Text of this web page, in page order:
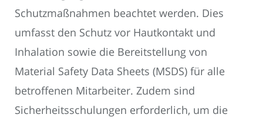
Schutzmaßnahmen beachtet werden. Dies
umfasst den Schutz vor Hautkontakt und
Inhalation sowie die Bereitstellung von
Material Safety Data Sheets (MSDS) für alle
betroffenen Mitarbeiter. Zudem sind
Sicherheitsschulungen erforderlich, um die